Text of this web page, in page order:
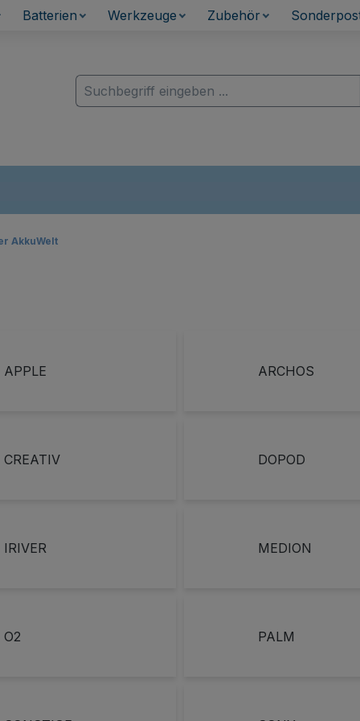
Akkuwelt - Das Akku-Fachgeschäft
Batterien Werkzeuge Zubehör
AkkuWelt
APPLE ARCHOS
CREATIV DOPOD
IRIVER MEDION
O2 PALM